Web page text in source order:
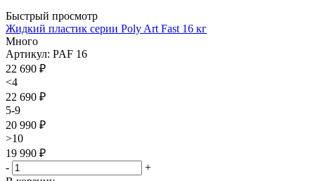
Быстрый просмотр
Жидкий пластик серии Poly Art Fast 16 кг
Много
Артикул: PAF 16
22 690 ₽
<4
22 690 ₽
5-9
20 990 ₽
>10
19 990 ₽
-
+